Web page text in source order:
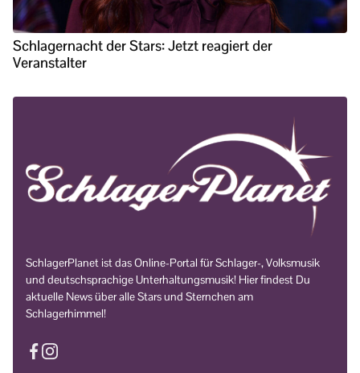
Schlagernacht der Stars: Jetzt reagiert der
Veranstalter
SchlagerPlanet ist das Online-Portal für Schlager-, Volksmusik
und deutschsprachige Unterhaltungsmusik! Hier findest Du
aktuelle News über alle Stars und Sternchen am
Schlagerhimmel!